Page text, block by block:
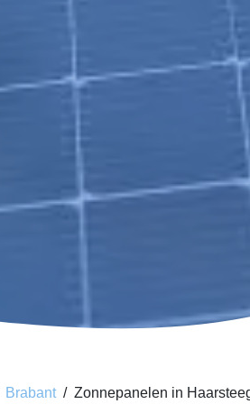
Brabant Zonnepanelen in